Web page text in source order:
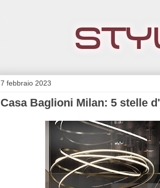
7 febbraio 2023
Casa Baglioni Milan: 5 stelle